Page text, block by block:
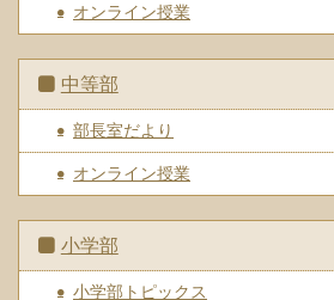
オンライン授業
中等部
部長室だより
オンライン授業
小学部
小学部トピックス